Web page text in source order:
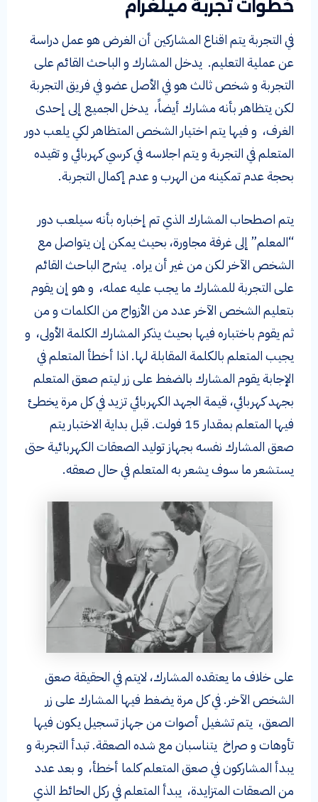
خطوات تجربة ميلغرام
في التجربة يتم اقناع المشاركين أن الغرض هو عمل دراسة
عن عملية التعليم. يدخل المشارك و الباحث القائم على
التجربة و شخص ثالث هو في الأصل عضو في فريق التجربة
لكن يتظاهر بأنه مشارك أيضاً، يدخل الجميع إلى إحدى
الغرف، و فيها يتم اختيار الشخص المتظاهر لكي يلعب دور
المتعلم في التجربة و يتم اجلاسه في كرسي كهربائي و تقيده
بحجة عدم تمكينه من الهرب و عدم إكمال التجربة.
يتم اصطحاب المشارك الذي تم إخباره بأنه سيلعب دور
“المعلم” إلى غرفة مجاورة، بحيث يمكن إن يتواصل مع
الشخص الآخر لكن من غير أن يراه. يشرح الباحث القائم
على التجربة للمشارك ما يجب عليه عمله، و هو إن يقوم
بتعليم الشخص الآخر عدد من الأزواج من الكلمات و من
ثم يقوم باختباره فيها بحيث يذكر المشارك الكلمة الأولى، و
يجيب المتعلم بالكلمة المقابلة لها. اذا أخطأ المتعلم في
الإجابة يقوم المشارك بالضغط على زر ليتم صعق المتعلم
بجهد كهربائي، قيمة الجهد الكهربائي تزيد في كل مرة يخطئ
فيها المتعلم بمقدار 15 فولت. قبل بداية الاختبار يتم
صعق المشارك نفسه بجهاز توليد الصعقات الكهربائية حتى
يستشعر ما سوف يشعر به المتعلم في حال صعقه.
على خلاف ما يعتقده المشارك، لايتم في الحقيقة صعق
الشخص الآخر. في كل مرة يضغط فيها المشارك على زر
الصعق، يتم تشغيل أصوات من جهاز تسجيل يكون فيها
تأوهات و صراخ يتناسبان مع شده الصعقة. تبدأ التجربة و
يبدأ المشاركون في صعق المتعلم كلما أخطأ، و بعد عدد
من الصعقات المتزايدة، يبدأ المتعلم في ركل الحائط الذي